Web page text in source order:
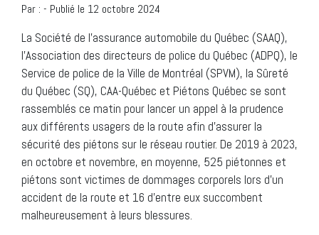
Par : - Publié le 12 octobre 2024
La Société de l’assurance automobile du Québec (SAAQ),
l’Association des directeurs de police du Québec (ADPQ), le
Service de police de la Ville de Montréal (SPVM), la Sûreté
du Québec (SQ), CAA-Québec et Piétons Québec se sont
rassemblés ce matin pour lancer un appel à la prudence
aux différents usagers de la route afin d’assurer la
sécurité des piétons sur le réseau routier. De 2019 à 2023,
en octobre et novembre, en moyenne, 525 piétonnes et
piétons sont victimes de dommages corporels lors d’un
accident de la route et 16 d’entre eux succombent
malheureusement à leurs blessures.